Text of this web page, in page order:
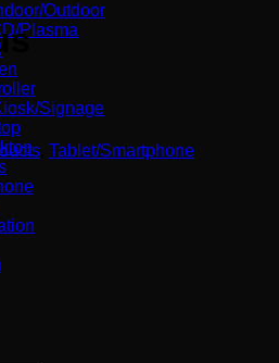
Outdoor
Plasma
Signage
Tablet/Smartphone